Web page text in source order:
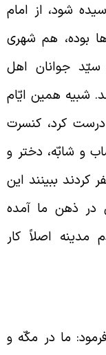
10 سؤال پرسیده شود، از امام
بوده، هم شهری
جوانان اهل
شبیه همین ایّام
کرد، کنسرت
و شابّه، دختر و
ببینند این
ذهن ما آمده
اصلاً کار
ما در مکّه و